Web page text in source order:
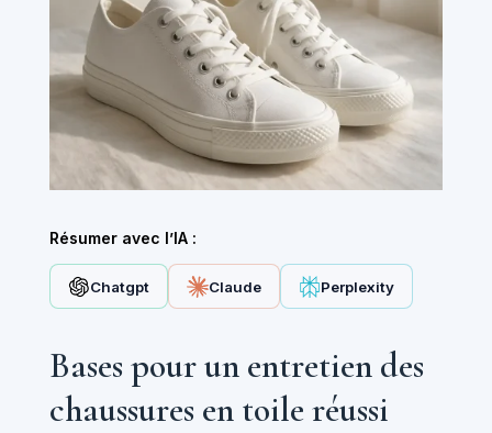
Résumer avec l’IA :
Chatgpt Claude Perplexity
Bases pour un entretien des
chaussures en toile réussi